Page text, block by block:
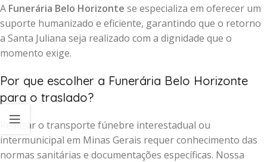
A Funerária Belo Horizonte se especializa em oferecer um
suporte humanizado e eficiente, garantindo que o retorno
a Santa Juliana seja realizado com a dignidade que o
momento exige.
Por que escolher a Funerária Belo Horizonte
para o traslado?
Realizar o transporte fúnebre interestadual ou
intermunicipal em Minas Gerais requer conhecimento das
normas sanitárias e documentações específicas. Nossa